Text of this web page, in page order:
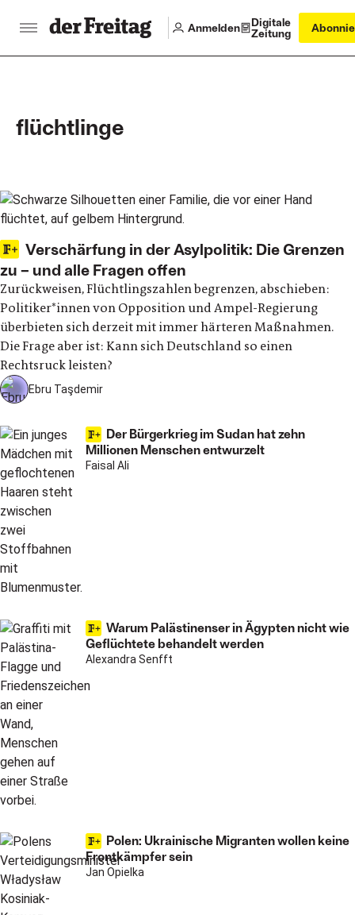
Anmelden
Digitale
Zeitung
flüchtlinge
Main articles
Verschärfung in der Asylpolitik: Die Grenzen
zu – und alle Fragen offen
Zurückweisen, Flüchtlingszahlen begrenzen, abschieben:
Politiker*innen von Opposition und Ampel-Regierung
überbieten sich derzeit mit immer härteren Maßnahmen.
Die Frage aber ist: Kann sich Deutschland so einen
Rechtsruck leisten?
Ebru Taşdemir
Der Bürgerkrieg im Sudan hat zehn
Millionen Menschen entwurzelt
Faisal Ali
Warum Palästinenser in Ägypten nicht wie
Geflüchtete behandelt werden
Alexandra Senfft
Polen: Ukrainische Migranten wollen keine
Frontkämpfer sein
Jan Opielka